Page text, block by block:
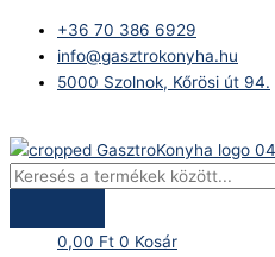
content
+36 70 386 6929
info@gasztrokonyha.hu
5000 Szolnok, Kőrösi út 94.
search
0,00 Ft 0 Kosár
Q90PCV/WG1028
égős
wok
nyitott
szekrényen